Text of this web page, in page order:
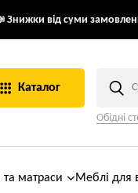
Знижки від суми
Каталог
Обідні
та матраси Меблі для